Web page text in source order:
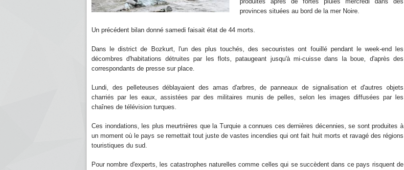
provinces situées au bord de la mer Noire.
Un précédent bilan donné samedi faisait état de 44 morts.
Dans le district de Bozkurt, l'un des plus touchés, des secouristes ont fouillé pendant le week-end les
décombres d'habitations détruites par les flots, pataugeant jusqu'à mi-cuisse dans la boue, d'après des
correspondants de presse sur place.
Lundi, des pelleteuses déblayaient des amas d'arbres, de panneaux de signalisation et d'autres objets
charriés par les eaux, assistées par des militaires munis de pelles, selon les images diffusées par les
chaînes de télévision turques.
Ces inondations, les plus meurtrières que la Turquie a connues ces dernières décennies, se sont produites à
un moment où le pays se remettait tout juste de vastes incendies qui ont fait huit morts et ravagé des régions
touristiques du sud.
Pour nombre d'experts, les catastrophes naturelles comme celles qui se succèdent dans ce pays risquent de